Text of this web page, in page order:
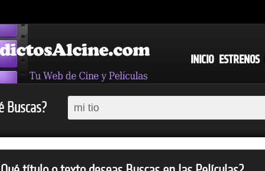
INICIO ESTRENOS
Buscas?